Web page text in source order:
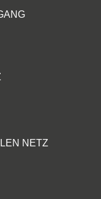
NETZ